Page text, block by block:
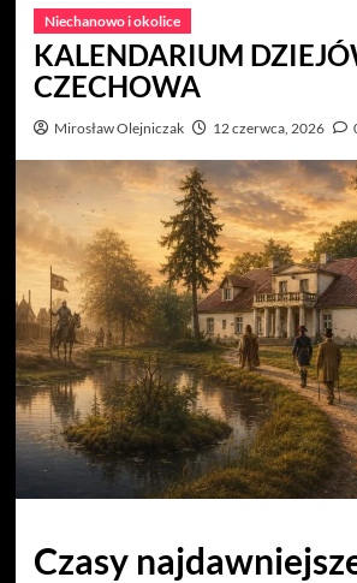
Niechanowo i okolice
KALENDARIUM
CZECHOWA
Mirosław Olejniczak 12 czerwca, 2026
Czasy